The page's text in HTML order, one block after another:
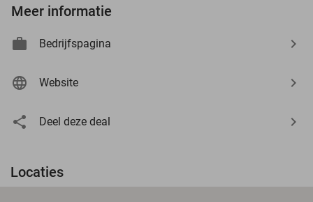
Meer informatie
Bedrijfspagina
Website
Deel deze deal
Locaties